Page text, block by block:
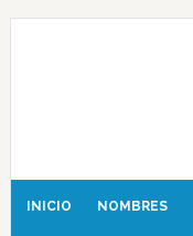
INICIO NOMBRES